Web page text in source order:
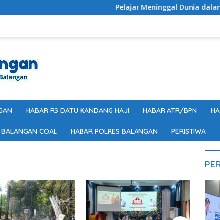
Pelajar Meninggal Dunia dalam
HABAR RS DATU KANDANG HAJI HABAR ATR/BPN
COAL HABAR POLRES BALANGAN PERISTIWA
: